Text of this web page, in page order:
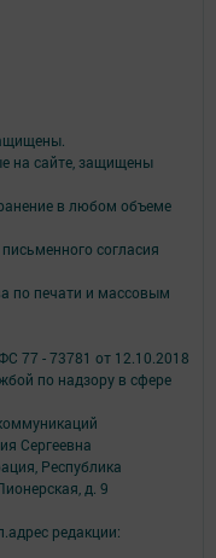
на сайте, защищены
в любом объеме
согласия
по печати и массовым
77 - 73781 от 12.10.2018
по надзору в сфере
Сергеевна
Республика
д. 9
редакции: